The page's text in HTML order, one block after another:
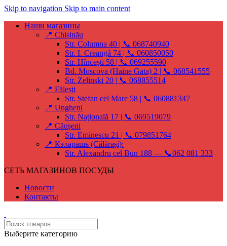
Skip to navigation Skip to main content
Наши магазины
📍 Chișinău
Str. Columna 40 | 📞 068740940
Str. I. Creangă 74 | 📞 060850050
Str. Hîncești 58 | 📞 069255590
Bd. Moscova (Haine Gata) 2 | 📞 068541555
Str. Zelinski 20 | 📞 068855514
📍 Fălești
Str. Ștefan cel Mare 58 | 📞 060881347
📍 Ungheni
Str. Națională 17 | 📞 069519079
📍 Căușeni
Str. Eminescu 21 | 📞 079851764
📍 Кэларашь (Călărași):
Str. Alexandru cel Bun 188 — 📞062 081 333
СЕТЬ МАГАЗИНОВ ПОСУДЫ
Новости
Контакты
Выберите категорию